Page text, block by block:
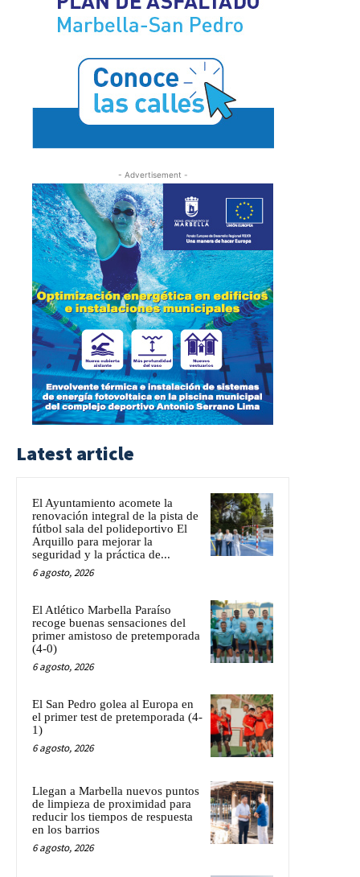
- Advertisement -
Latest article
El Ayuntamiento acomete la
renovación integral de la pista de
fútbol sala del polideportivo El
Arquillo para mejorar la
seguridad y la práctica de...
6 agosto, 2026
El Atlético Marbella Paraíso
recoge buenas sensaciones del
primer amistoso de pretemporada
(4-0)
6 agosto, 2026
El San Pedro golea al Europa en
el primer test de pretemporada (4-
1)
6 agosto, 2026
Llegan a Marbella nuevos puntos
de limpieza de proximidad para
reducir los tiempos de respuesta
en los barrios
6 agosto, 2026